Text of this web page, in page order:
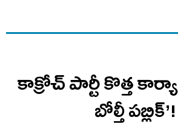
కాక్రోచ్ పార్టీ కొత్త
బోల్తీ పబ్లిక్’!